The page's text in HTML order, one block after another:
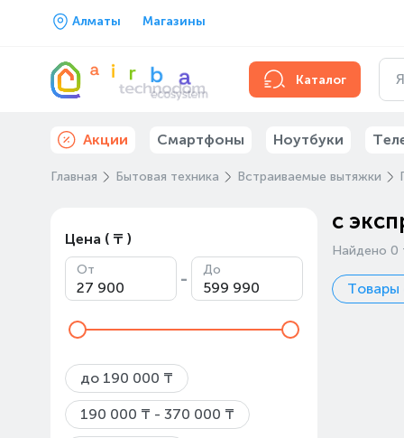
Алматы Магазины
Каталог
Акции Смартфоны Ноутбуки
Главная Бытовая техника Встраиваемые вытяжки
Цена ( ₸ )
От - До
до 190 000 ₸
190 000 ₸ - 370 000 ₸
с
Найдено 0
Товары